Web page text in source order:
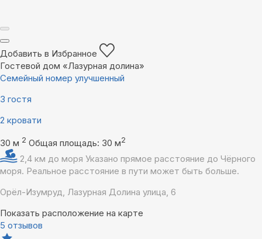
Добавить в Избранное
Гостевой дом «Лазурная долина»
Семейный номер улучшенный
3 гостя
2 кровати
30 м 2 Общая площадь: 30 м2
2,4 км до моря Указано прямое расстояние до Чёрного
моря. Реальное расстояние в пути может быть больше.
Орёл-Изумруд, Лазурная Долина улица, 6
Показать расположение на карте
5 отзывов